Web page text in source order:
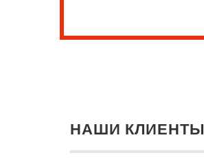
НАШИ КЛИЕНТЫ